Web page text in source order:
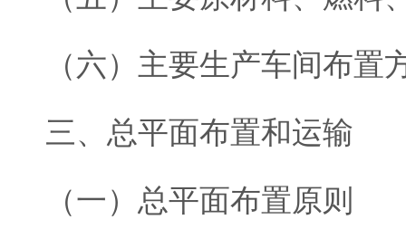
（六）主要生产车间布置
三、总平面布置和运输
（一）总平面布置原则